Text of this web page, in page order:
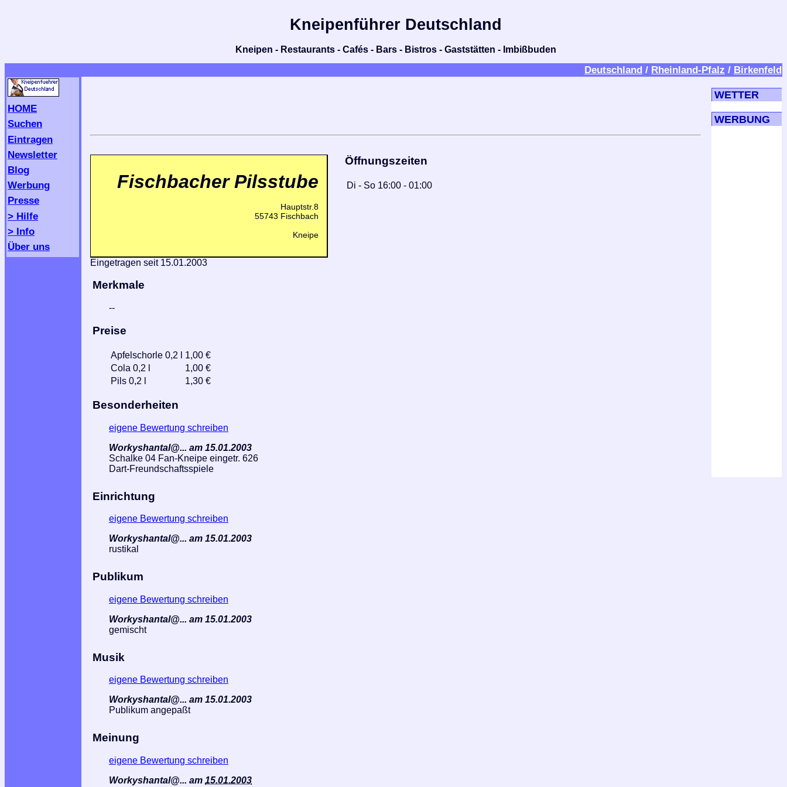
Kneipenführer Deutschland
Kneipen - Restaurants - Cafés - Bars - Bistros - Gaststätten - Imbißbuden
Deutschland / Rheinland-Pfalz / Birkenfeld
HOME
Suchen
Eintragen
Newsletter
Blog
Werbung
Presse
> Hilfe
> Info
Über uns
Fischbacher Pilsstube
Hauptstr.8
55743 Fischbach
Kneipe
Öffnungszeiten
Di - So 16:00 - 01:00
Eingetragen seit 15.01.2003
Merkmale
--
Preise
Apfelschorle 0,2 l
1,00 €
Cola 0,2 l
1,00 €
Pils 0,2 l
1,30 €
Besonderheiten
eigene Bewertung schreiben
Workyshantal@... am 15.01.2003
Schalke 04 Fan-Kneipe eingetr. 626
Dart-Freundschaftsspiele
Einrichtung
eigene Bewertung schreiben
Workyshantal@... am 15.01.2003
rustikal
Publikum
eigene Bewertung schreiben
Workyshantal@... am 15.01.2003
gemischt
Musik
eigene Bewertung schreiben
Workyshantal@... am 15.01.2003
Publikum angepaßt
Meinung
eigene Bewertung schreiben
Workyshantal@... am 15.01.2003
WETTER
WERBUNG